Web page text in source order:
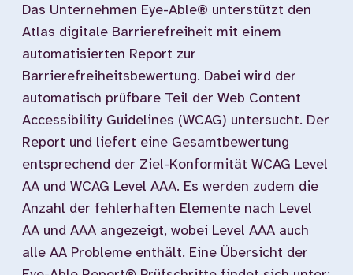
Das Unternehmen Eye-Able® unterstützt den
Atlas digitale Barrierefreiheit mit einem
automatisierten Report zur
Barrierefreiheitsbewertung. Dabei wird der
automatisch prüfbare Teil der Web Content
Accessibility Guidelines (WCAG) untersucht. Der
Report und liefert eine Gesamtbewertung
entsprechend der Ziel-Konformität WCAG Level
AA und WCAG Level AAA. Es werden zudem die
Anzahl der fehlerhaften Elemente nach Level
AA und AAA angezeigt, wobei Level AAA auch
alle AA Probleme enthält. Eine Übersicht der